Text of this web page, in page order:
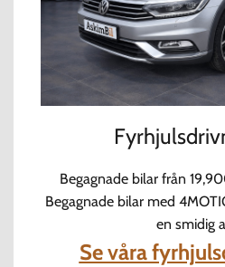
Begagnade bilar från
Begagnade bilar med
en smidig
Se våra